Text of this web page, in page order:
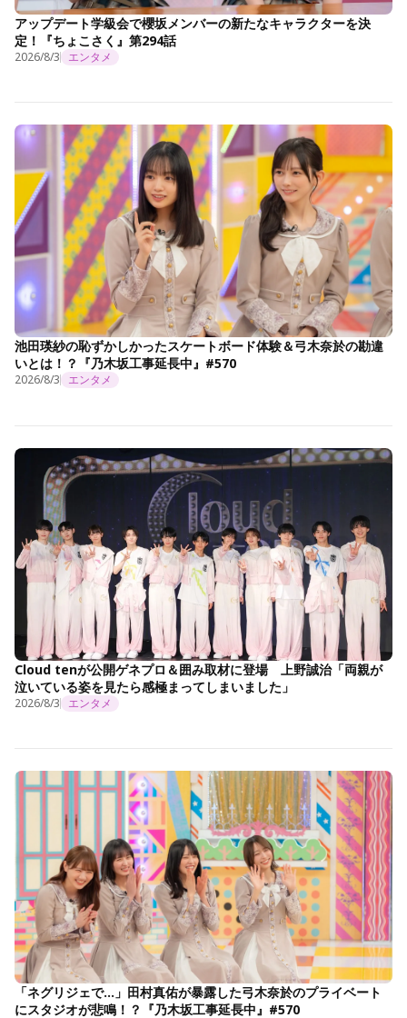
アップデート学級会で櫻坂メンバーの新たなキャラクターを決
定！『ちょこさく』第294話
2026/8/3 エンタメ
池田瑛紗の恥ずかしかったスケートボード体験＆弓木奈於の勘違
いとは！？『乃木坂工事延長中』#570
2026/8/3 エンタメ
Cloud tenが公開ゲネプロ＆囲み取材に登場 上野誠治「両親が
泣いている姿を見たら感極まってしまいました」
2026/8/3 エンタメ
「ネグリジェで…」田村真佑が暴露した弓木奈於のプライベート
にスタジオが悲鳴！？『乃木坂工事延長中』#570